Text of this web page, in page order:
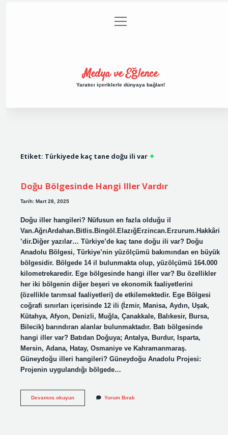
Gizlilik Politikası
menüyü
aç
Medya ve Eğlence
Yaratıcı içeriklerle dünyaya bağlan!
Etiket: Türkiyede kaç tane doğu ili var
Doğu Bölgesinde Hangi Iller Vardır
Tarih: Mart 28, 2025
Doğu iller hangileri? Nüfusun en fazla olduğu il
Van.AğrıArdahan.Bitlis.Bingöl.ElazığErzincan.Erzurum.Hakkâri
’dir.Diğer yazılar… Türkiye’de kaç tane doğu ili var? Doğu
Anadolu Bölgesi, Türkiye’nin yüzölçümü bakımından en büyük
bölgesidir. Bölgede 14 il bulunmakta olup, yüzölçümü 164.000
kilometrekaredir. Ege bölgesinde hangi iller var? Bu özellikler
her iki bölgenin diğer beşeri ve ekonomik faaliyetlerini
(özellikle tarımsal faaliyetleri) de etkilemektedir. Ege Bölgesi
coğrafi sınırları içerisinde 12 ili (İzmir, Manisa, Aydın, Uşak,
Kütahya, Afyon, Denizli, Muğla, Çanakkale, Balıkesir, Bursa,
Bilecik) barındıran alanlar bulunmaktadır. Batı bölgesinde
hangi iller var? Batıdan Doğuya; Antalya, Burdur, Isparta,
Mersin, Adana, Hatay, Osmaniye ve Kahramanmaraş.
Güneydoğu illeri hangileri? Güneydoğu Anadolu Projesi:
Projenin uygulandığı bölgede…
Devamını okuyunDoğu
Yorum Bırak